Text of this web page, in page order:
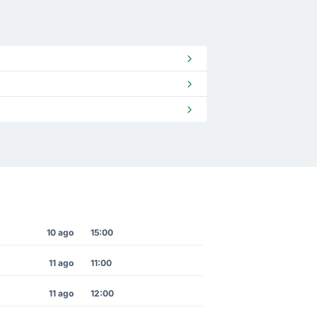
10 ago 15:00
11 ago 11:00
11 ago 12:00